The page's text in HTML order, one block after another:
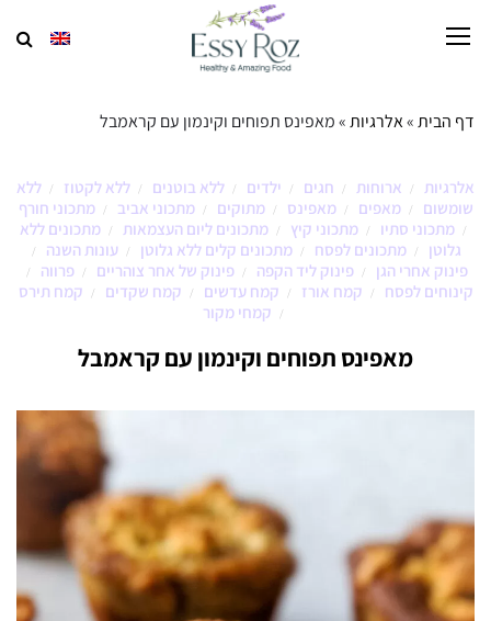
דף הבית»אלרגיות»מאפינס תפוחים וקינמון עם קראמבל
אלרגיות / ארוחות / חגים / ילדים / ללא בוטנים / ללא לקטוז /
ללא
שומשום
/ מאפים / מאפינס / מתוקים / מתכוני אביב / מתכוני חורף
/ מתכוני סתיו / מתכוני קיץ / מתכונים ליום העצמאות /
מתכונים ללא
גלוטן
/ מתכונים לפסח / מתכונים קלים ללא גלוטן / עונות השנה /
פינוק אחרי הגן / פינוק ליד הקפה / פינוק של אחר צוהריים / פרווה /
קינוחים לפסח / קמח אורז / קמח עדשים / קמח שקדים / קמח תירס
/ קמחי מקור
מאפינס תפוחים וקינמון עם קראמבל